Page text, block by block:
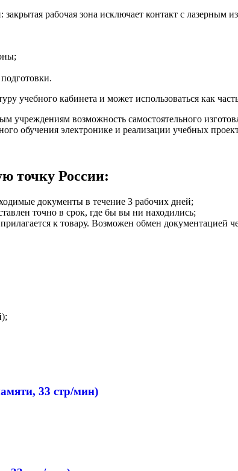
закрытая рабочая зона исключает контакт с
учебного кабинета и может использоваться как
учреждениям возможность самостоятельного
обучения электронике и реализации учебных
точку России:
документы в течение 3 рабочих дней;
точно в срок, где бы вы ни находились;
к товару. Возможен обмен документацией
33 стр/мин)